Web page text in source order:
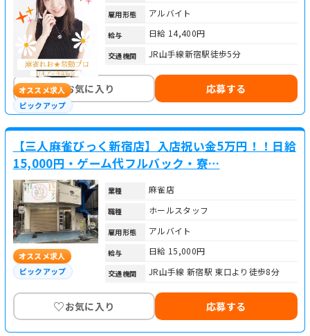
オススメ求人
ピックアップ
雇用形態 アルバイト
給与 日給 14,400円
交通機関 JR山手線新宿駅徒歩5分
♡お気に入り 応募する
【三人麻雀びっく新宿店】入店祝い金5万円！！日給
15,000円・ゲーム代フルバック・寮…
オススメ求人
ピックアップ
業種 麻雀店
職種 ホールスタッフ
雇用形態 アルバイト
給与 日給 15,000円
交通機関 JR山手線 新宿駅 東口より徒歩8分
♡お気に入り 応募する